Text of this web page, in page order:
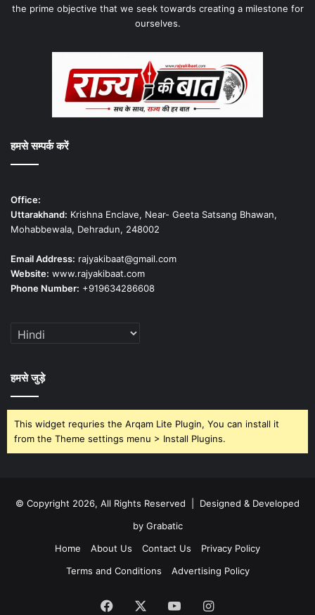
the prime objective that we seek towards creating a milestone for
ourselves.
हमसे सम्पर्क करें
Office:
Uttarakhand: Krishna Enclave, Near- Geeta Satsang Bhawan,
Mohabbewala, Dehradun, 248002
Email Address: rajyakibaat@gmail.com
Website: www.rajyakibaat.com
Phone Number: +919634286608
हमसे जुड़े
This widget requries the Arqam Lite Plugin, You can install it
from the Theme settings menu > Install Plugins.
© Copyright 2026, All Rights Reserved | Designed & Developed
by Grabatic
Home
About Us Contact Us
Privacy Policy
Terms and Conditions
Advertising Policy
Facebook YouTubeInstagram